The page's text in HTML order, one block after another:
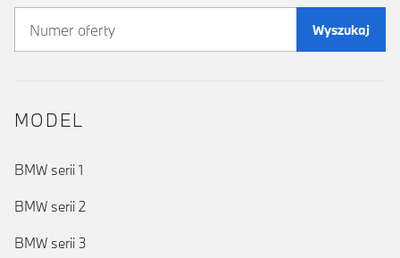
Wyszukaj
MODEL
BMW serii 1
BMW serii 2
BMW serii 3